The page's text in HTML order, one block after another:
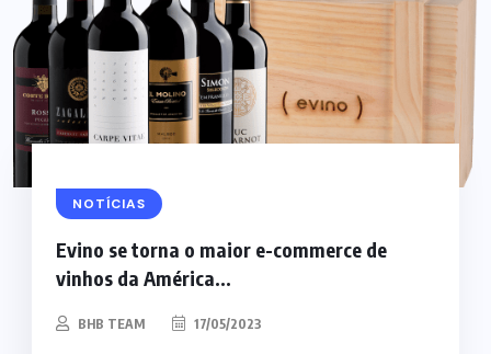
NOTÍCIAS
Evino se torna o maior e-commerce de
vinhos da América...
BHB TEAM 17/05/2023